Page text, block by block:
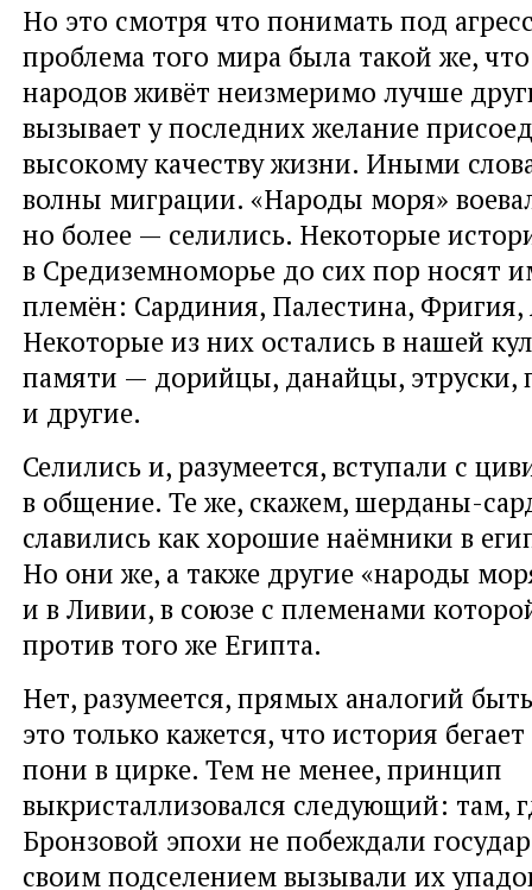
Но это смотря что понимать под
проблема того мира была такой же,
народов живёт неизмеримо лучше
вызывает у последних желание
высокому качеству жизни. Иными
волны миграции. «Народы моря»
но более — селились. Некоторые
в Средиземноморье до сих пор носят
племён: Сардиния, Палестина, Фригия,
Некоторые из них остались в нашей
памяти — дорийцы, данайцы, этруски,
и другие.
Селились и, разумеется, вступали с
в общение. Те же, скажем, шерданы-
славились как хорошие наёмники в
Но они же, а также другие «народы
и в Ливии, в союзе с племенами
против того же Египта.
Нет, разумеется, прямых аналогий
это только кажется, что история
пони в цирке. Тем не менее, принцип
выкристаллизовался следующий: там,
Бронзовой эпохи не побеждали
своим подселением вызывали их